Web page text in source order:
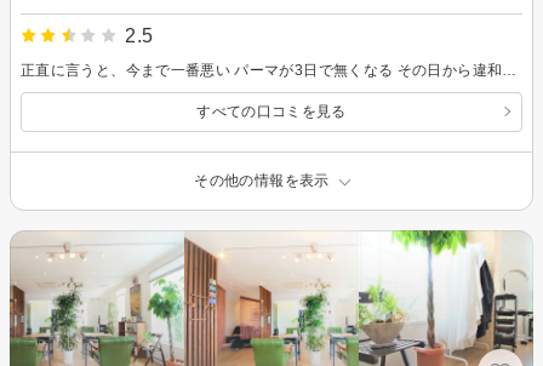
2.5
すべての口コミを見る
その他の情報を表示